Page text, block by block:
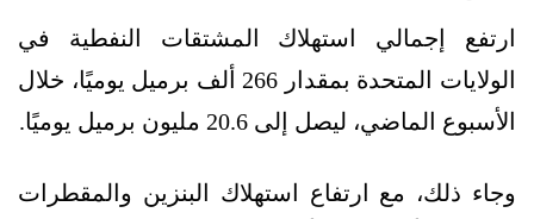
ارتفع إجمالي استهلاك المشتقات النفطية في
الولايات المتحدة بمقدار 266 ألف برميل يوميًا، خلال
الأسبوع الماضي، ليصل إلى 20.6 مليون برميل يوميًا.
وجاء ذلك، مع ارتفاع استهلاك البنزين والمقطرات